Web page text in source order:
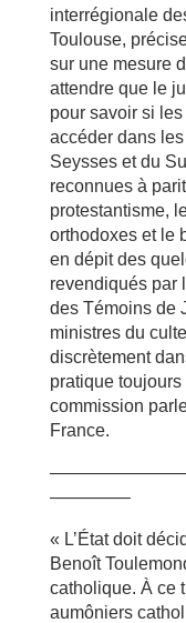
interrégionale
Toulouse,
sur une mesure
attendre que le
pour savoir si
accéder dans
Seysses et du
reconnues à
protestantisme,
orthodoxes et le
en dépit des
revendiqués par
des Témoins de
ministres du
discrètement
pratique
commission
France.
————–
« L’État doit
Benoît
catholique. À ce
aumôniers